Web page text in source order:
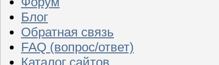
Блог
Обратная связь
FAQ (вопрос/ответ)
Каталог сайтов